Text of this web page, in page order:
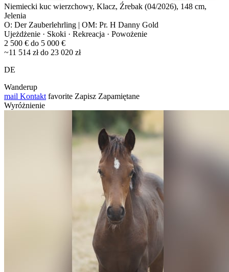
Niemiecki kuc wierzchowy, Klacz, Źrebak (04/2026), 148 cm,
Jelenia
O: Der Zauberlehrling | OM: Pr. H Danny Gold
Ujeżdżenie · Skoki · Rekreacja · Powożenie
2 500 € do 5 000 €
~11 514 zł do 23 020 zł
DE
Wanderup
mail Kontakt favorite Zapisz Zapamiętane
Wyróżnienie